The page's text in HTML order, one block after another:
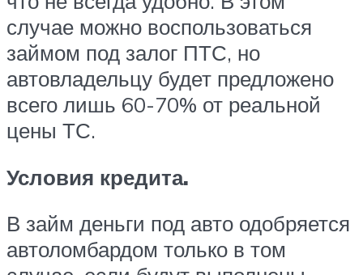
случае можно воспользоваться
займом под залог ПТС, но
автовладельцу будет предложено
всего лишь 60-70% от реальной
цены ТС.
Условия кредита.
В займ деньги под авто одобряется
автоломбардом только в том